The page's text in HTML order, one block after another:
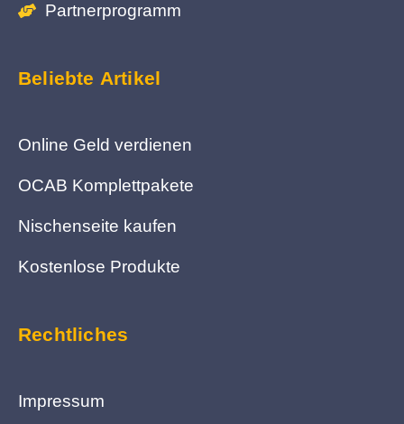
Partnerprogramm
Beliebte Artikel
Online Geld verdienen
OCAB Komplettpakete
Nischenseite kaufen
Kostenlose Produkte
Rechtliches
Impressum